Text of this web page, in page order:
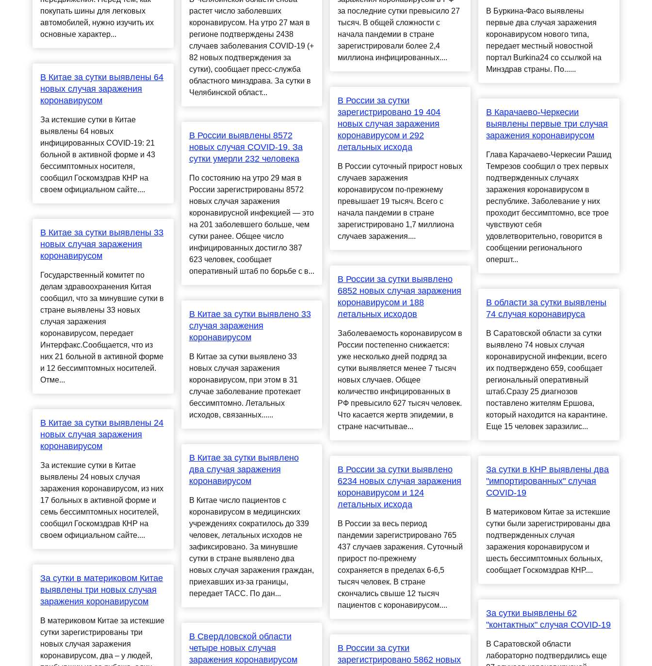
покупать шины для легковых
автомобилей, нужно изучить их
основные характер...
В Китае за сутки выявлены 64
новых случая заражения
коронавирусом
За истекшие сутки в Китае
выявлены 64 новых
инфицированных COVID-19: 21
больной в активной форме и 43
бессимптомных носителя,
сообщил Госкомздрав КНР на
своем официальном сайте....
В Китае за сутки выявлены 33
новых случая заражения
коронавирусом
Государственный комитет по
делам здравоохранения Китая
сообщил, что за минувшие сутки в
стране выявлены 33 новых
случая заражения
коронавирусом, передает
Интерфакс.Сообщается, что из
них 21 больной в активной форме
и 12 бессимптомных носителей.
Отме...
В Китае за сутки выявлены 24
новых случая заражения
коронавирусом
За истекшие сутки в Китае
выявлены 24 новых случая
заражения коронавирусом, из них
17 больных в активной форме и
семь бессимптомных носителей,
сообщил Госкомздрав КНР на
своем официальном сайте....
За сутки в материковом Китае
выявлены три новых случая
заражения коронавирусом
В материковом Китае за истекшие
сутки зарегистрированы три
новых случая заражения
коронавирусом, два – у людей,
растет число заболевших
коронавирусом. На утро 27 мая в
регионе подтверждены 2438
случаев заболевания COVID-19 (+
82 новых подтверждения за
сутки), сообщает пресс-служба
областного минздрава. За сутки в
Челябинской област...
В России выявлены 8572
новых случая COVID-19. За
сутки умерли 232 человека
По состоянию на утро 29 мая в
России зарегистрированы 8572
новых случая заражения
коронавирусной инфекцией — это
на 201 заболевшего больше, чем
сутки ранее. Общее число
инфицированных достигло 387
623 человек, сообщает
оперативный штаб по борьбе с в...
В Китае за сутки выявлено 33
случая заражения
коронавирусом
В Китае за сутки выявлено 33
новых случая заражения
коронавирусом, при этом в 31
случае заболевание протекает
бессимптомно. Летальных
исходов, связанных......
В Китае за сутки выявлено
два случая заражения
коронавирусом
В Китае число пациентов с
коронавирусом в медицинских
учреждениях сократилось до 339
человек, летальных исходов не
зафиксировано. За минувшие
сутки в стране выявлено два
новых случая заражения граждан,
приехавших из-за границы,
передает ТАСС. По дан...
В Свердловской области
четыре новых случая
заражения коронавирусом
за последние сутки превысило 27
тысяч. В общей сложности с
начала пандемии в стране
зарегистрировали более 2,4
миллиона инфицированных....
В России за сутки
зарегистрировано 19 404
новых случая заражения
коронавирусом и 292
летальных исхода
В России суточный прирост новых
случаев заражения
коронавирусом по-прежнему
превышает 19 тысяч. Всего с
начала пандемии в стране
зарегистрировано 1,7 миллиона
случаев заражения....
В России за сутки выявлено
6852 новых случая заражения
коронавирусом и 188
летальных исходов
Заболеваемость коронавирусом в
России постепенно снижается:
уже несколько дней подряд за
сутки выявляется менее 7 тысяч
новых случаев. Общее
количество инфицированных в
РФ превысило 627 тысяч человек.
Что касается жертв эпидемии, в
стране насчитывае...
В России за сутки выявлено
6234 новых случая заражения
коронавирусом и 124
летальных исхода
В России за весь период
пандемии зарегистрировано 765
437 случаев заражения. Суточный
прирост по-прежнему
сохраняется в пределах 6-6,5
тысяч человек. В стране
скончались свыше 12 тысяч
пациентов с коронавирусом....
В России за сутки
зарегистрировано 5862 новых
В Буркина-Фасо выявлены
первые два случая заражения
коронавирусом нового типа,
передает местный новостной
портал Burkina24 со ссылкой на
Минздрав страны. По......
В Карачаево-Черкесии
выявлены первые три случая
заражения коронавирусом
Глава Карачаево-Черкесии Рашид
Темрезов сообщил о трех первых
подтвержденных случаях
заражения коронавирусом в
республике. Заболевание у них
проходит бессимптомно, все трое
чувствуют себя
удовлетворительно, говорится в
сообщении регионального
опершт...
В области за сутки выявлены
74 случая коронавируса
В Саратовской области за сутки
выявлено 74 новых случая
коронавирусной инфекции, всего
их подтверждено 659, сообщает
региональный оперативный
штаб.Сразу 25 диагнозов
поставлено жителям Ершова,
который находится на карантине.
Еще 15 человек заразилис...
За сутки в КНР выявлены два
"импортированных" случая
COVID-19
В материковом Китае за истекшие
сутки были зарегистрированы два
подтвержденных случая
заражения коронавирусом и
шесть бессимптомных больных,
сообщает Госкомздрав КНР....
За сутки выявлены 62
"контактных" случая COVID-19
В Саратовской области
лабораторно подтвердились еще